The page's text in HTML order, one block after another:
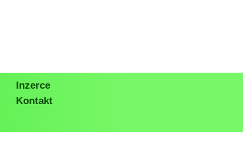
Inzerce
Kontakt